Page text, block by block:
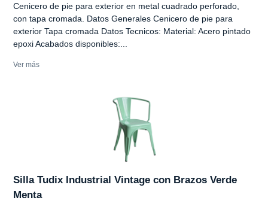
Cenicero de pie para exterior en metal cuadrado perforado,
con tapa cromada. Datos Generales Cenicero de pie para
exterior Tapa cromada Datos Tecnicos: Material: Acero pintado
epoxi Acabados disponibles:...
Ver más
Silla Tudix Industrial Vintage con Brazos Verde
Menta